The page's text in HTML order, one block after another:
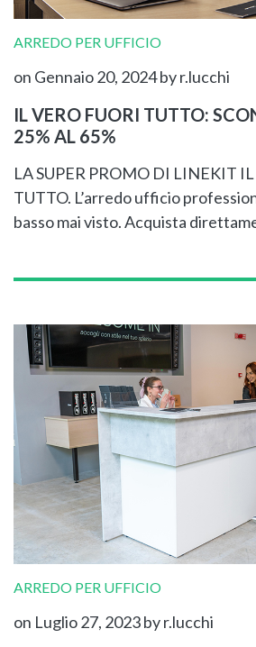
ARREDO PER UFFICIO
on Gennaio 20, 2024by r.lucchi
IL VERO FUORI TUTTO:
25% AL 65%
LA SUPER PROMO DI LINEKIT
TUTTO. L’arredo ufficio
basso mai visto. Acquista
ARREDO PER UFFICIO
on Luglio 27, 2023by r.lucchi